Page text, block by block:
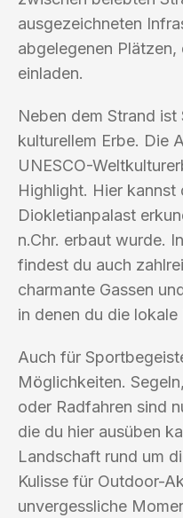
ausgezeichneten
abgelegenen Plätzen,
einladen.
Neben dem Strand ist
kulturellem Erbe. Die
UNESCO-
Highlight. Hier kannst
Diokletianpalast
n.Chr. erbaut wurde.
findest du auch
charmante Gassen
in denen du die
Auch für
Möglichkeiten.
oder Radfahren sind
die du hier ausüben
Landschaft rund um
Kulisse für Outdoor-
unvergessliche